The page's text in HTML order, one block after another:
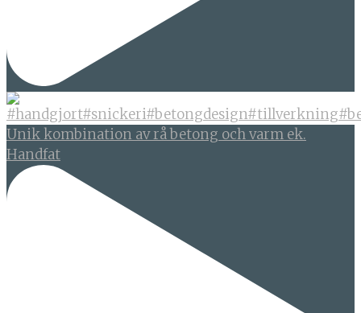
Unik kombination av rå betong och varm ek.
Handfat